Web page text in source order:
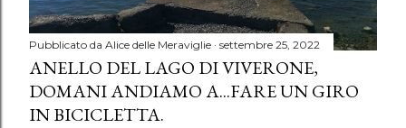
Pubblicato da Alice delle Meraviglie settembre 25, 2022
ANELLO DEL LAGO DI VIVERONE,
DOMANI ANDIAMO A...FARE UN GIRO
IN BICICLETTA.